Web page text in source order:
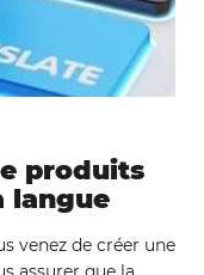
produits
langue
venez de créer une